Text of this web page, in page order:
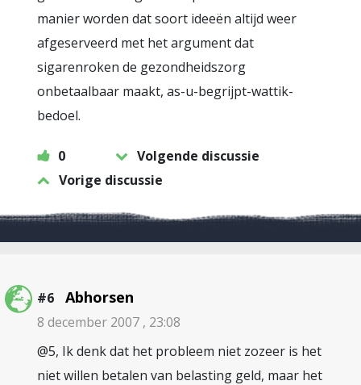
manier worden dat soort ideeën altijd weer
afgeserveerd met het argument dat
sigarenroken de gezondheidszorg
onbetaalbaar maakt, as-u-begrijpt-wattik-
bedoel.
0
Volgende discussie
Vorige discussie
#6 Abhorsen
8 december 2007 , 23:08
@5, Ik denk dat het probleem niet zozeer is het
niet willen betalen van belasting geld, maar het